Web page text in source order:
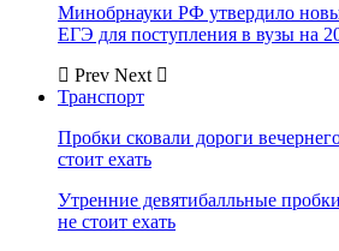
Минобрнауки РФ утвердило
ЕГЭ для поступления в вузы на
Prev Next
Транспорт
Пробки сковали дороги
стоит ехать
Утренние девятибалльные
не стоит ехать